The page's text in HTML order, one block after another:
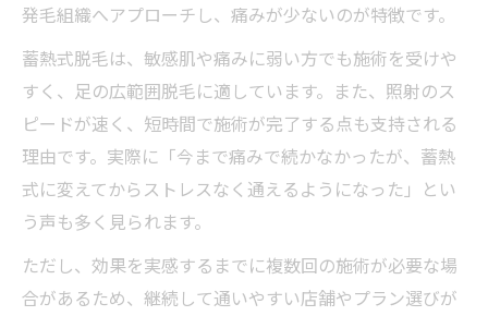
発毛組織へアプローチし、痛みが少ないのが特徴です。
蓄熱式脱毛は、敏感肌や痛みに弱い方でも施術を受けや
すく、足の広範囲脱毛に適しています。また、照射のス
ピードが速く、短時間で施術が完了する点も支持される
理由です。実際に「今まで痛みで続かなかったが、蓄熱
式に変えてからストレスなく通えるようになった」とい
う声も多く見られます。
ただし、効果を実感するまでに複数回の施術が必要な場
合があるため、継続して通いやすい店舗やプラン選びが